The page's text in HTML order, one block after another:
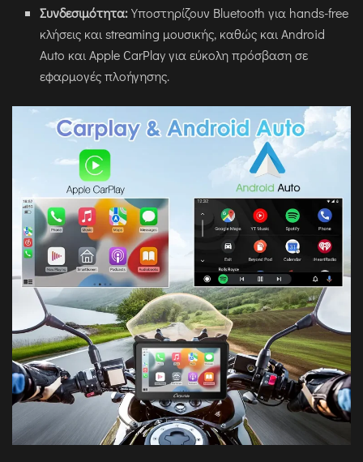
Συνδεσιμότητα:Υποστηρίζουν Bluetooth για hands-free
κλήσεις και streaming μουσικής, καθώς και Android
Auto και Apple CarPlay για εύκολη πρόσβαση σε
εφαρμογές πλοήγησης.